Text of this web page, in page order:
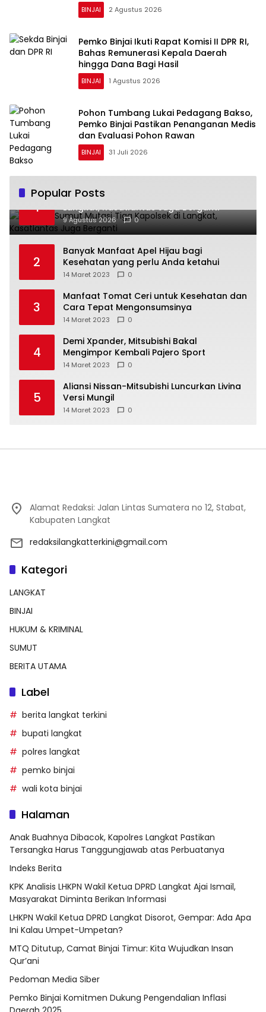
BINJAI 2 Agustus 2026
Pemko Binjai Ikuti Rapat Komisi II DPR RI,
Bahas Remunerasi Kepala Daerah
hingga Dana Bagi Hasil
BINJAI 1 Agustus 2026
Pohon Tumbang Lukai Pedagang Bakso,
Pemko Binjai Pastikan Penanganan Medis
dan Evaluasi Pohon Rawan
BINJAI 31 Juli 2026
Popular Posts
1
Kapolda Sumut Mutasi Tiga Kapolsek di
Langkat, Kasatlantas Juga Berganti
9 Agustus 2026 0
2
Banyak Manfaat Apel Hijau bagi
Kesehatan yang perlu Anda ketahui
14 Maret 2023 0
3
Manfaat Tomat Ceri untuk Kesehatan dan
Cara Tepat Mengonsumsinya
14 Maret 2023 0
4
Demi Xpander, Mitsubishi Bakal
Mengimpor Kembali Pajero Sport
14 Maret 2023 0
5
Aliansi Nissan-Mitsubishi Luncurkan Livina
Versi Mungil
14 Maret 2023 0
Alamat Redaksi: Jalan Lintas Sumatera no 12, Stabat,
Kabupaten Langkat
redaksilangkatterkini@gmail.com
Kategori
LANGKAT
BINJAI
HUKUM & KRIMINAL
SUMUT
BERITA UTAMA
Label
berita langkat terkini
bupati langkat
polres langkat
pemko binjai
wali kota binjai
Halaman
Anak Buahnya Dibacok, Kapolres Langkat Pastikan
Tersangka Harus Tanggungjawab atas Perbuatanya
Indeks Berita
KPK Analisis LHKPN Wakil Ketua DPRD Langkat Ajai Ismail,
Masyarakat Diminta Berikan Informasi
LHKPN Wakil Ketua DPRD Langkat Disorot, Gempar: Ada Apa
Ini Kalau Umpet-Umpetan?
MTQ Ditutup, Camat Binjai Timur: Kita Wujudkan Insan
Qur’ani
Pedoman Media Siber
Pemko Binjai Komitmen Dukung Pengendalian Inflasi